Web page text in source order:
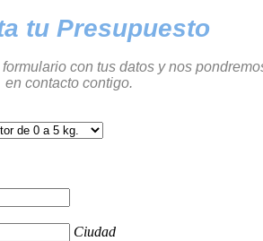
tu Presupuesto
con tus datos y nos
en contacto contigo.
Ciudad